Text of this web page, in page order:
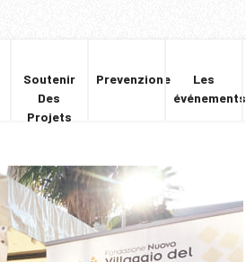
Soutenir
Des
Projets
Prevenzione
Les
événements